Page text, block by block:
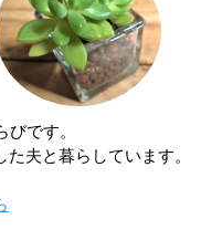
びです。
た夫と暮らしています。